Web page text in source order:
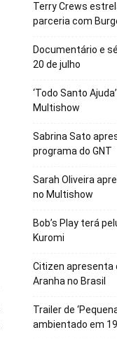
Terry Crews
parceria com
Documentário e
20 de julho
‘Todo Santo
Multishow
Sabrina Sato
programa do GNT
Sarah Oliveira
no Multishow
Bob’s Play terá
Kuromi
Citizen apresenta
Aranha no Brasil
Trailer de
ambientado em